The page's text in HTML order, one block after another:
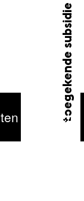
toegekende subsidie